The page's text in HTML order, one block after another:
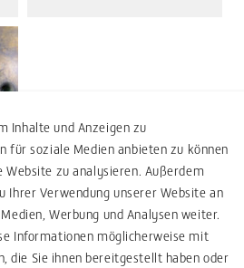
Inhalte und Anzeigen zu
für soziale Medien anbieten zu können
zu analysieren. Außerdem
Ihrer Verwendung unserer Website an
Werbung und Analysen weiter.
Informationen möglicherweise mit
die Sie ihnen bereitgestellt haben oder